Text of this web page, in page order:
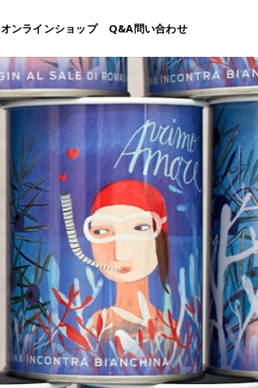
オンラインショップ Q&A問い合わせ